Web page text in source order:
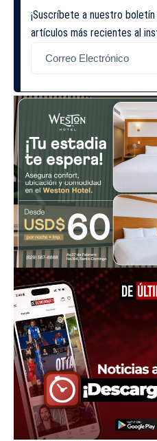
¡Suscríbete a nuestro
artículos más recientes al